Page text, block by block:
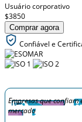
Usuário corporativo
$3850
Comprar agora
Confiável e
Empresas que confiam
mercado